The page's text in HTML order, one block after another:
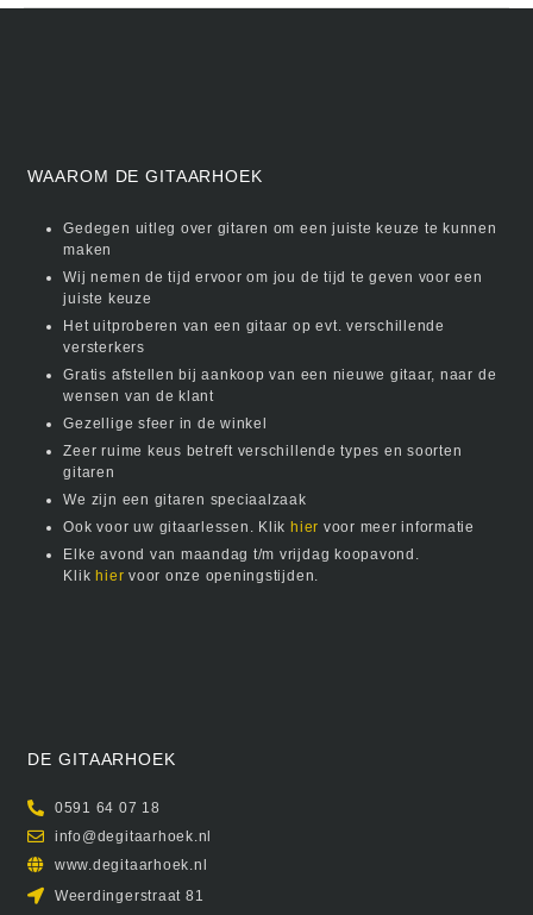
WAAROM DE GITAARHOEK
Gedegen uitleg over gitaren om een juiste keuze te kunnen
maken
Wij nemen de tijd ervoor om jou de tijd te geven voor een
juiste keuze
Het uitproberen van een gitaar op evt. verschillende
versterkers
Gratis afstellen bij aankoop van een nieuwe gitaar, naar de
wensen van de klant
Gezellige sfeer in de winkel
Zeer ruime keus betreft verschillende types en soorten
gitaren
We zijn een gitaren speciaalzaak
Ook voor uw gitaarlessen. Klik hier voor meer informatie
Elke avond van maandag t/m vrijdag koopavond.
Klik hier voor onze openingstijden.
DE GITAARHOEK
0591 64 07 18
info@degitaarhoek.nl
www.degitaarhoek.nl
Weerdingerstraat 81